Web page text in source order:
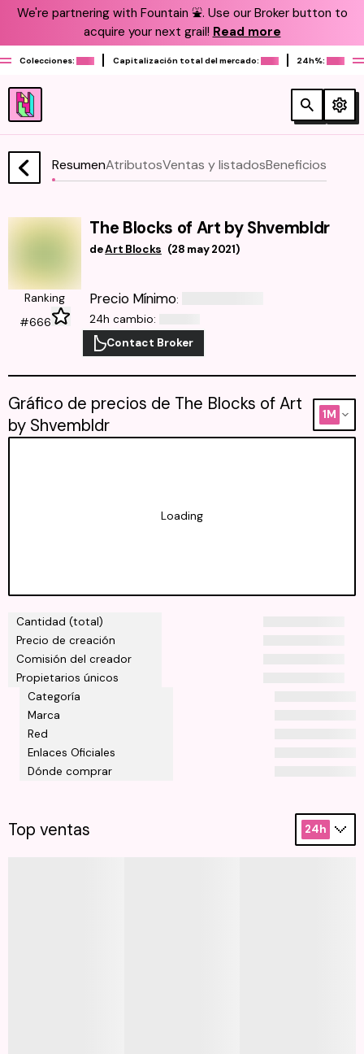
We're partnering with Fountain ⛲️. Use our Broker button to
acquire your next grail! Read more
Colecciones: Capitalización total del mercado: 24h%:
ResumenAtributosVentas y listadosBeneficios
The Blocks of Art by Shvembldr
deArt Blocks (28 may 2021)
Ranking
#666
Precio Mínimo:
24h cambio:
Contact Broker
Cantidad (total)
Precio de creación
Comisión del creador
Propietarios únicos
Categoría
Marca
Red
Enlaces Oficiales
Dónde comprar
Gráfico de precios de The Blocks of Art
by Shvembldr
1M
Loading
Top ventas 24h